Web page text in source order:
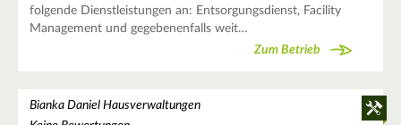
folgende Dienstleistungen an: Entsorgungsdienst, Facility
Management und gegebenenfalls weit…
Zum Betrieb
Bianka Daniel Hausverwaltungen